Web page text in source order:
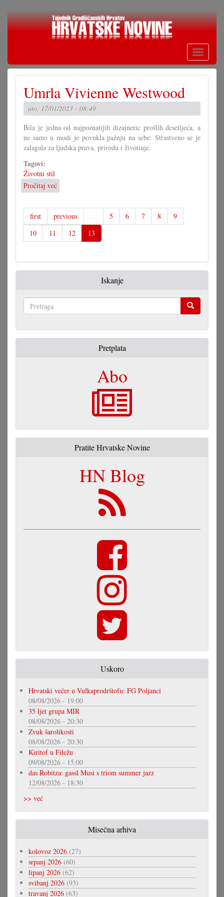
Skoči
Toggle
Umrla Vivienne Westwood
uto, 17/01/2023 - 08:49
Bila je jedna od najpoznatijih dizajneric prošlih desetljeća, a
ne samo u modi je povukla pažnju na sebe: Strastveno se je
zalagala za ljudska prava, prirodu i životinje.
Tagovi:
Životni stil
Pročitaj već
Umrla
Vivienne
Westwood
first previous … 5 6 7 8
9
10
11 12 13
Iskanje
Pretplata
Abo
Pratite Hrvatske Novine
HN Blog
Uskoro
Hrvatski večer u Vulkaprodrštofu: FG Poljanci
08/08/2026 - 19:00
35 ljet grupa MIR
08/08/2026 - 20:30
Zvuk šarolikosti
08/08/2026 - 20:30
Kiritof u Filežu
09/08/2026 - 15:00
das Robitza: gassl Musi s triom summer jazz
12/08/2026 - 18:30
>> već
Misečna arhiva
kolovoz 2026 (27)
srpanj 2026 (60)
lipanj 2026 (62)
svibanj 2026 (93)
travanj 2026 (63)